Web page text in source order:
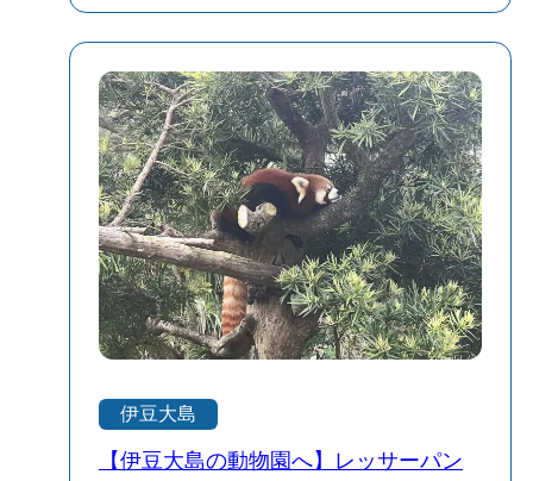
に揺れる葉の音。どこか懐かしくて、ほ
っとするような空気が流れていました。
波治加麻神社は、「日忌様（ひいみさ
ま）」という伝説の舞台でもあります。
昔話の世界に迷い込んだような、ちょっ
ぴり不思議であたたかい場所。 観光地ら
しい派手さはないけれど、だからこそ心
に残る。そんな小さな発見が、旅の思い
出をより深くしてくれました。
伊豆大島
【伊豆大島の動物園へ】レッサーパン